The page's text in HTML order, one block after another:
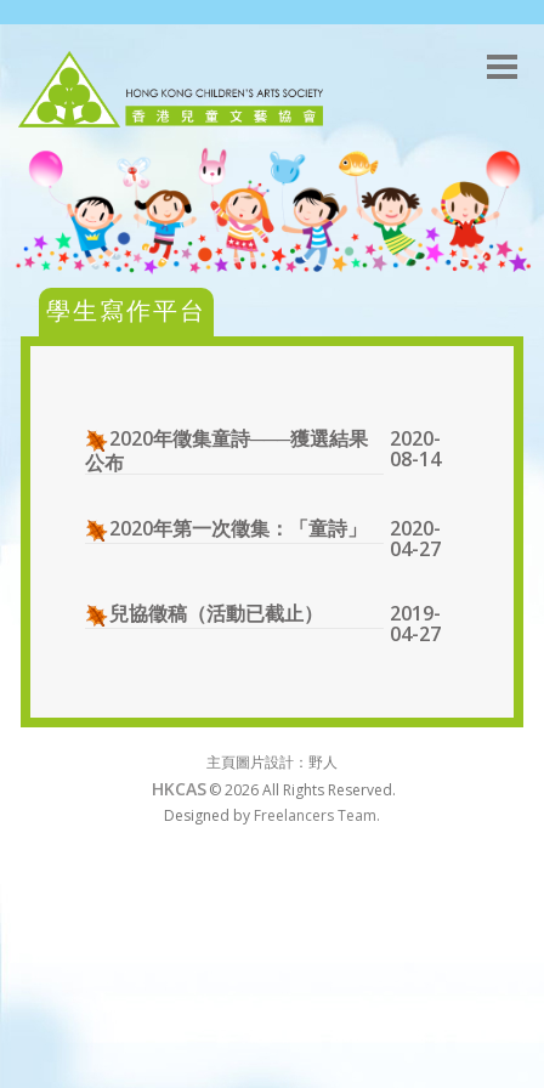
學生寫作平台
2020年徵集童詩───獲選結果
公布
2020-
08-14
2020年第一次徵集：「童詩」 2020-
04-27
兒協徵稿（活動已截止） 2019-
04-27
主頁圖片設計：野人
HKCAS © 2026All Rights Reserved.
Designed by Freelancers Team.